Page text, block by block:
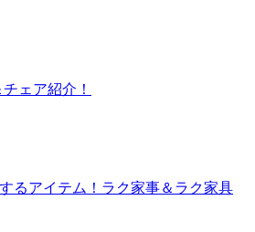
ェア紹介！
るアイテム！ラク家事＆ラク家具